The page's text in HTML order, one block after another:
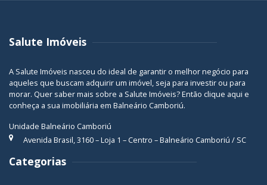
Salute Imóveis
A Salute Imóveis nasceu do ideal de garantir o melhor negócio para
aqueles que buscam adquirir um imóvel, seja para investir ou para
morar. Quer saber mais sobre a Salute Imóveis? Então clique aqui e
conheça a sua imobiliária em Balneário Camboriú.
Unidade Balneário Camboriú
Avenida Brasil, 3160 – Loja 1 – Centro – Balneário Camboriú / SC
Categorias